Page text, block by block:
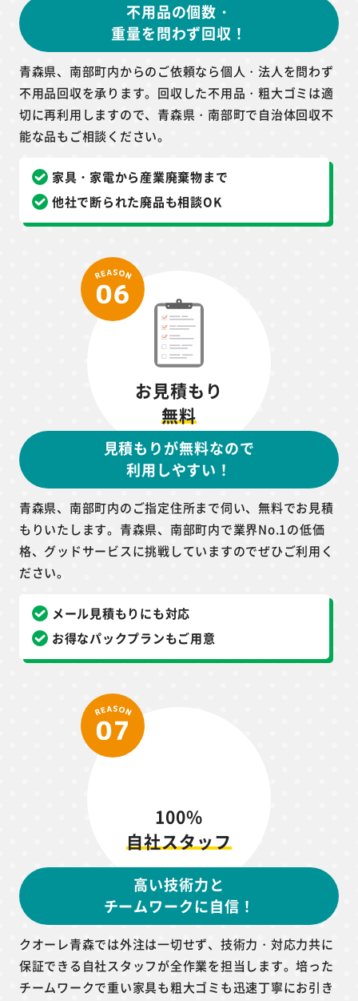
不用品の個数・
重量を問わず回収！
青森県、南部町内からのご依頼なら個人・法人を問わず
不用品回収を承ります。回収した不用品・粗大ゴミは適
切に再利用しますので、青森県・南部町で自治体回収不
能な品もご相談ください。
家具・家電から産業廃棄物まで
他社で断られた廃品も相談OK
お見積もり
無料
見積もりが無料なので
利用しやすい！
青森県、南部町内のご指定住所まで伺い、無料でお見積
もりいたします。青森県、南部町内で業界No.1の低価
格、グッドサービスに挑戦していますのでぜひご利用く
ださい。
メール見積もりにも対応
お得なパックプランもご用意
100%
自社スタッフ
高い技術力と
チームワークに自信！
クオーレ青森では外注は一切せず、技術力・対応力共に
保証できる自社スタッフが全作業を担当します。培った
チームワークで重い家具も粗大ゴミも迅速丁寧にお引き